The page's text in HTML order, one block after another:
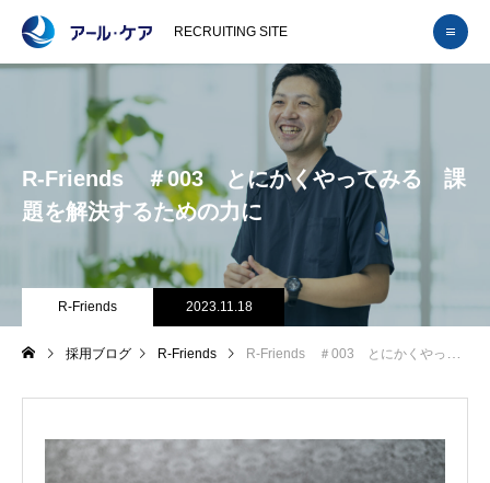
RECRUITING SITE
R-Friends ＃003 とにかくやってみる 課
題を解決するための力に
R-Friends 2023.11.18
採用ブログ R-Friends R-Friends ＃003 とにかくやってみる 課題を解決するための力に